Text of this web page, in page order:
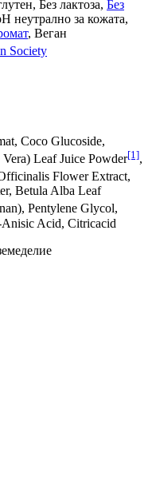
Без лактоза, Без
неутрално за кожата,
, Веган
Society
Coco Glucoside,
Leaf Juice Powder[1],
Flower Extract,
Betula Alba Leaf
Pentylene Glycol,
Anisic Acid, Citricacid